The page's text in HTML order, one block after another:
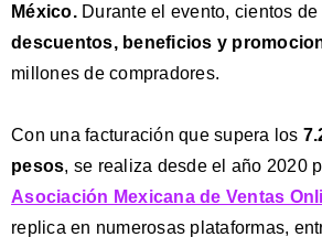
México. Durante el evento, cientos
descuentos, beneficios y
millones de compradores.
Con una facturación que supera los
pesos, se realiza desde el año 2020
Asociación Mexicana de Ventas
replica en numerosas plataformas,